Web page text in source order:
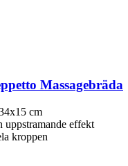
Massagebräda
cm
uppstramande effekt
kroppen